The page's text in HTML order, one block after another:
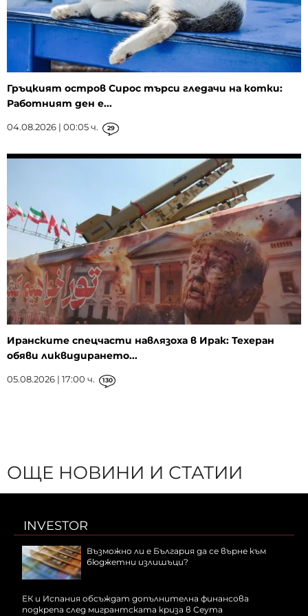
Гръцкият остров Сирос търси гледачи на котки:
Работният ден е...
04.08.2026 | 00:05 ч. 29
Иранските спецчасти навлязоха в Ирак: Техеран
обяви ликвидирането...
05.08.2026 | 17:00 ч. 130
ОЩЕ НОВИНИ И СТАТИИ
INVESTOR
Възможно ли е България да се върне към
бюджетни излишъци?
ЕК и Испания обсъждат допълнителна финансова
подкрепа след мигрантската криза в Сеута